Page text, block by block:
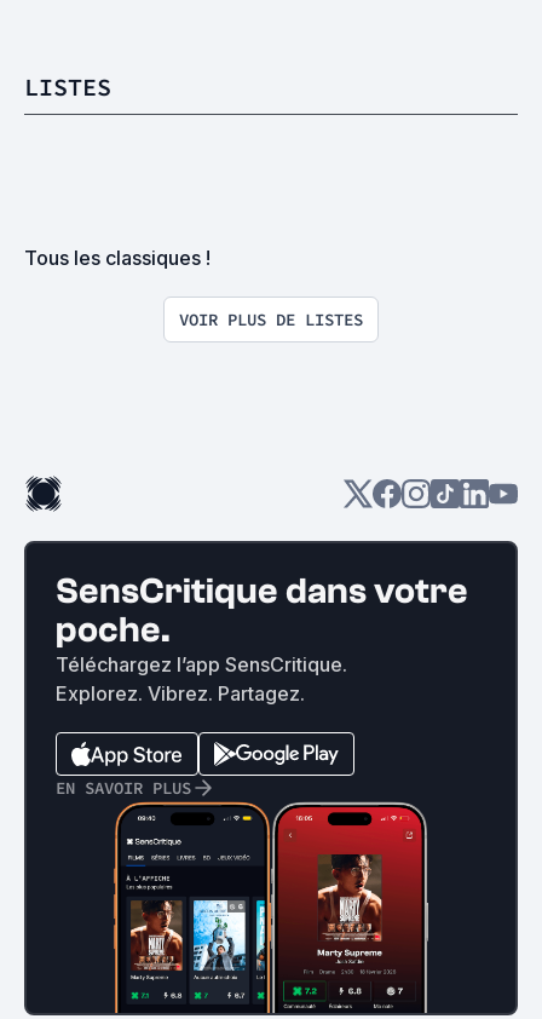
LISTES
Tous les classiques !
VOIR PLUS DE LISTES
SensCritique dans votre
poche.
Téléchargez l’app SensCritique.
Explorez. Vibrez. Partagez.
EN SAVOIR PLUS